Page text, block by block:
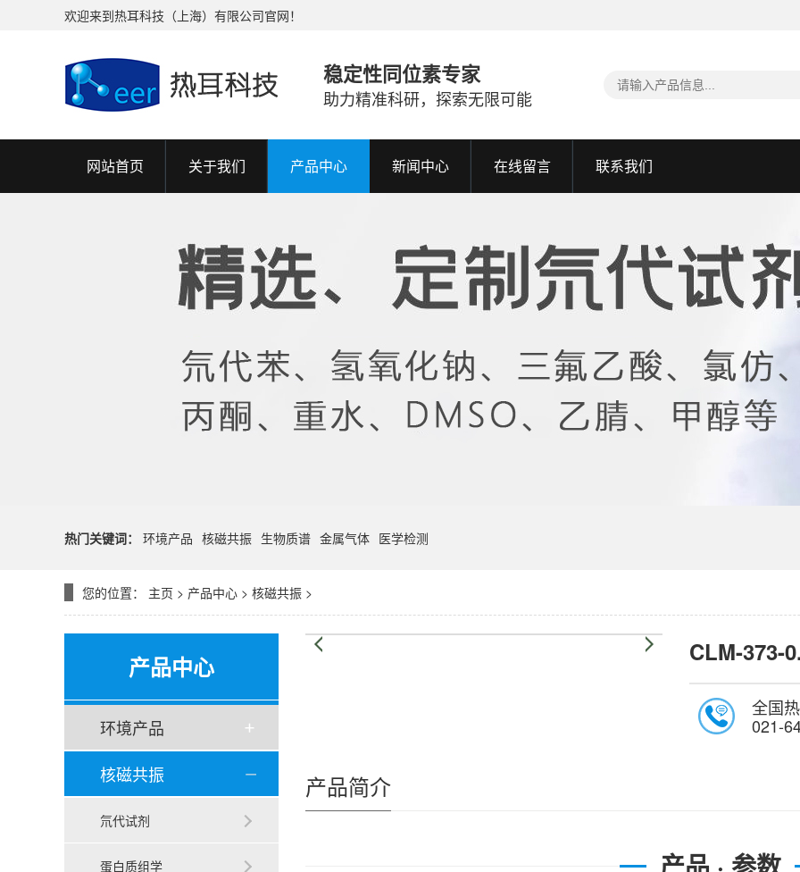
欢迎来到热耳科技（上海）有限公司官网！
稳定性同位素专家
助力精准科研，探索无限可能
网站首页 关于我们 产品中心 新闻中心 在线留言 联系我们
热门关键词： 环境产品 核磁共振 生物质谱 金属气体 医学检测
您的位置： 主页 > 产品中心 > 核磁共振 >
产品中心
环境产品
核磁共振
氘代试剂
蛋白质组学
CLM-373-
全国
021-
产品简介